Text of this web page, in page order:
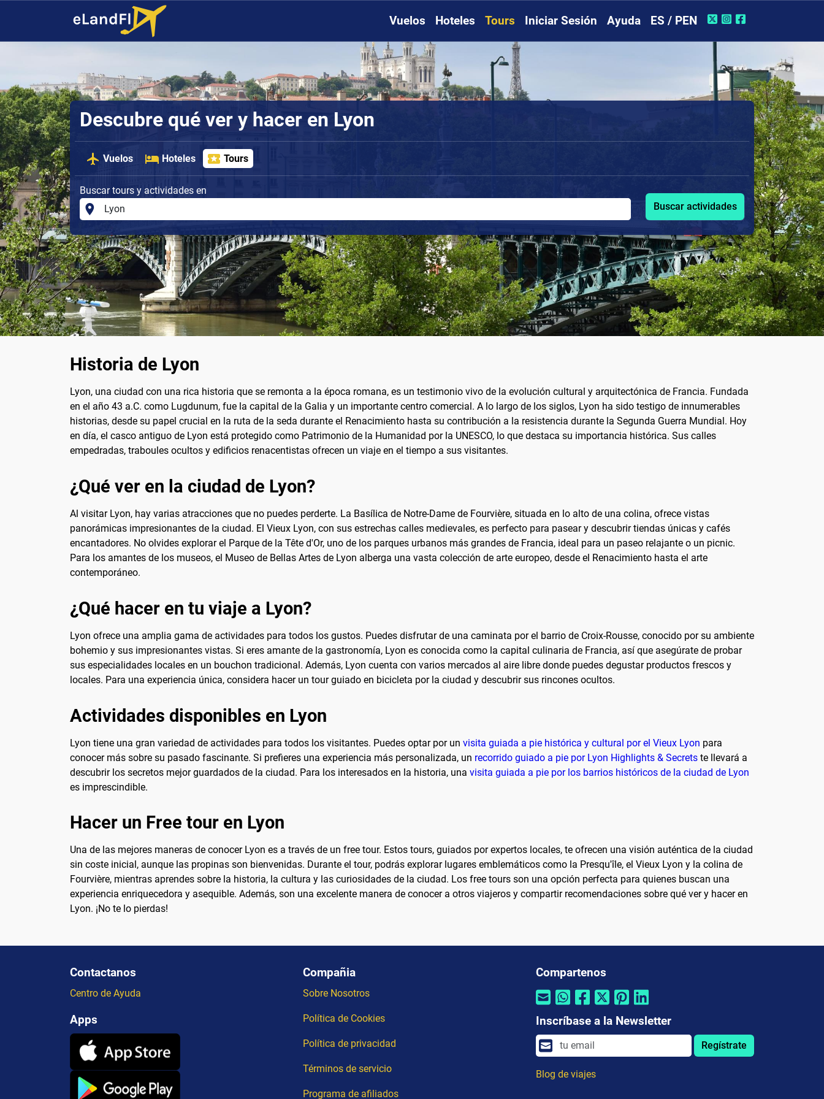
Vuelos Hoteles Tours Iniciar Sesión Ayuda ES / PEN
Descubre qué ver y hacer en Lyon
Vuelos Hoteles Tours
Buscar tours y actividades en
Buscar actividades
Historia de Lyon
Lyon, una ciudad con una rica historia que se remonta a la época romana, es un testimonio vivo de la evolución cultural y arquitectónica de Francia. Fundada
en el año 43 a.C. como Lugdunum, fue la capital de la Galia y un importante centro comercial. A lo largo de los siglos, Lyon ha sido testigo de innumerables
historias, desde su papel crucial en la ruta de la seda durante el Renacimiento hasta su contribución a la resistencia durante la Segunda Guerra Mundial. Hoy
en día, el casco antiguo de Lyon está protegido como Patrimonio de la Humanidad por la UNESCO, lo que destaca su importancia histórica. Sus calles
empedradas, traboules ocultos y edificios renacentistas ofrecen un viaje en el tiempo a sus visitantes.
¿Qué ver en la ciudad de Lyon?
Al visitar Lyon, hay varias atracciones que no puedes perderte. La Basílica de Notre-Dame de Fourvière, situada en lo alto de una colina, ofrece vistas
panorámicas impresionantes de la ciudad. El Vieux Lyon, con sus estrechas calles medievales, es perfecto para pasear y descubrir tiendas únicas y cafés
encantadores. No olvides explorar el Parque de la Tête d'Or, uno de los parques urbanos más grandes de Francia, ideal para un paseo relajante o un picnic.
Para los amantes de los museos, el Museo de Bellas Artes de Lyon alberga una vasta colección de arte europeo, desde el Renacimiento hasta el arte
contemporáneo.
¿Qué hacer en tu viaje a Lyon?
Lyon ofrece una amplia gama de actividades para todos los gustos. Puedes disfrutar de una caminata por el barrio de Croix-Rousse, conocido por su ambiente
bohemio y sus impresionantes vistas. Si eres amante de la gastronomía, Lyon es conocida como la capital culinaria de Francia, así que asegúrate de probar
sus especialidades locales en un bouchon tradicional. Además, Lyon cuenta con varios mercados al aire libre donde puedes degustar productos frescos y
locales. Para una experiencia única, considera hacer un tour guiado en bicicleta por la ciudad y descubrir sus rincones ocultos.
Actividades disponibles en Lyon
Lyon tiene una gran variedad de actividades para todos los visitantes. Puedes optar por un visita guiada a pie histórica y cultural por el Vieux Lyon para
conocer más sobre su pasado fascinante. Si prefieres una experiencia más personalizada, un recorrido guiado a pie por Lyon Highlights & Secrets te llevará a
descubrir los secretos mejor guardados de la ciudad. Para los interesados en la historia, una visita guiada a pie por los barrios históricos de la ciudad de Lyon
es imprescindible.
Hacer un Free tour en Lyon
Una de las mejores maneras de conocer Lyon es a través de un free tour. Estos tours, guiados por expertos locales, te ofrecen una visión auténtica de la ciudad
sin coste inicial, aunque las propinas son bienvenidas. Durante el tour, podrás explorar lugares emblemáticos como la Presqu'île, el Vieux Lyon y la colina de
Fourvière, mientras aprendes sobre la historia, la cultura y las curiosidades de la ciudad. Los free tours son una opción perfecta para quienes buscan una
experiencia enriquecedora y asequible. Además, son una excelente manera de conocer a otros viajeros y compartir recomendaciones sobre qué ver y hacer en
Lyon. ¡No te lo pierdas!
Contactanos
Centro de Ayuda
Apps
Compañia
Sobre Nosotros
Política de Cookies
Política de privacidad
Términos de servicio
Programa de afiliados
Compartenos
Inscríbase a la Newsletter
Regístrate
Blog de viajes